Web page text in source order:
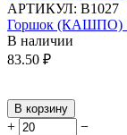
АРТИКУЛ: В1027
Горшок (КАШПО)
В наличии
83.50 ₽
В корзину
+ −